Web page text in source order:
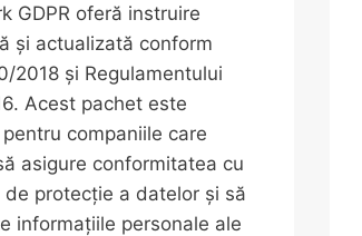
GDPR oferă instruire
și actualizată conform
2018 și Regulamentului
Acest pachet este
companiile care
asigure conformitatea cu
de protecție a datelor și să
informațiile personale ale